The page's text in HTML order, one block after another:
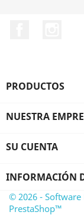
PRODUCTOS
NUESTRA
SU CUENTA
INFORMACIÓN
© 2026 -
PrestaShop™